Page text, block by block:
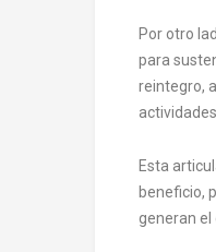
Por otro
para
reintegro,
Esta
beneficio,
generan el